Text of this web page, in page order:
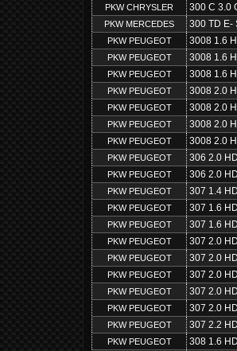
PKW CHRYSLER 300 C 3.0
PKW MERCEDES 300 TD E-
PKW PEUGEOT 3008 1.6
PKW PEUGEOT 3008 1.6
PKW PEUGEOT 3008 1.6
PKW PEUGEOT 3008 2.0
PKW PEUGEOT 3008 2.0
PKW PEUGEOT 3008 2.0
PKW PEUGEOT 3008 2.0
PKW PEUGEOT 306 2.0
PKW PEUGEOT 306 2.0
PKW PEUGEOT 307 1.4
PKW PEUGEOT 307 1.6
PKW PEUGEOT 307 1.6
PKW PEUGEOT 307 2.0
PKW PEUGEOT 307 2.0
PKW PEUGEOT 307 2.0
PKW PEUGEOT 307 2.0
PKW PEUGEOT 307 2.0
PKW PEUGEOT 307 2.2
PKW PEUGEOT 308 1.6